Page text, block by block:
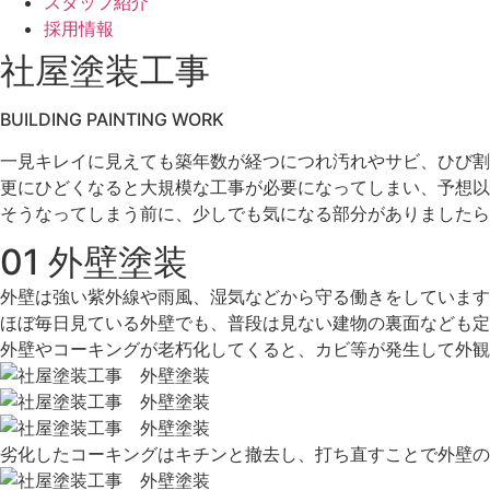
採用情報
社屋塗装工事
BUILDING PAINTING WORK
一見キレイに見えても築年数が経つにつれ汚れやサビ、ひび
更にひどくなると大規模な工事が必要になってしまい、予想
そうなってしまう前に、少しでも気になる部分がありました
01 外壁塗装
外壁は強い紫外線や雨風、湿気などから守る働きをしていま
ほぼ毎日見ている外壁でも、普段は見ない建物の裏面なども
外壁やコーキングが老朽化してくると、カビ等が発生して外
劣化したコーキングはキチンと撤去し、打ち直すことで外壁